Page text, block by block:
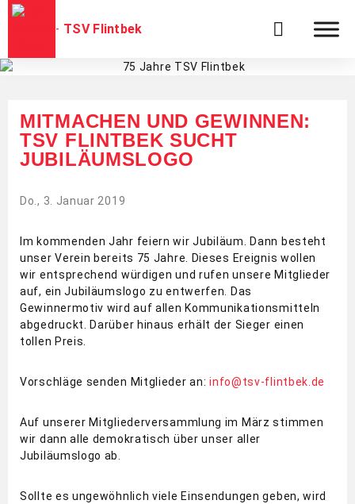
TSV Flintbek
MITMACHEN UND GEWINNEN:
TSV FLINTBEK SUCHT
JUBILÄUMSLOGO
Do., 3. Januar 2019
Im kommenden Jahr feiern wir Jubiläum. Dann besteht
unser Verein bereits 75 Jahre. Dieses Ereignis wollen
wir entsprechend würdigen und rufen unsere Mitglieder
auf, ein Jubiläumslogo zu entwerfen. Das
Gewinnermotiv wird auf allen Kommunikationsmitteln
abgedruckt. Darüber hinaus erhält der Sieger einen
tollen Preis.
Vorschläge senden Mitglieder an:info@tsv-flintbek.de
Auf unserer Mitgliederversammlung im März stimmen
wir dann alle demokratisch über unser aller
Jubiläumslogo ab.
Sollte es ungewöhnlich viele Einsendungen geben, wird